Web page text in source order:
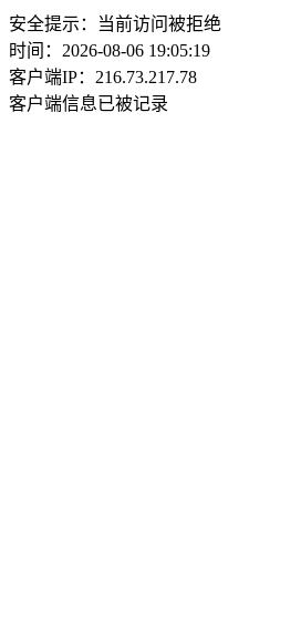
安全提示：当前访问被拒绝
时间：2026-08-06 19:05:19
客户端IP：216.73.217.78
客户端信息已被记录